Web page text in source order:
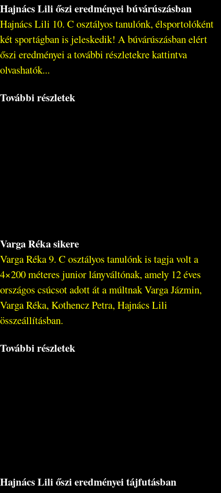
Hajnács Lili őszi eredményei búvárúszásban
Hajnács Lili 10. C osztályos tanulónk, élsportolóként
két sportágban is jeleskedik! A búvárúszásban elért
őszi eredményei a további részletekre kattintva
olvashatók...
További részletek
Varga Réka sikere
Varga Réka 9. C osztályos tanulónk is tagja volt a
4×200 méteres junior lányváltónak, amely 12 éves
országos csúcsot adott át a múltnak Varga Jázmin,
Varga Réka, Kothencz Petra, Hajnács Lili
összeállításban.
További részletek
Hajnács Lili őszi eredményei tájfutásban